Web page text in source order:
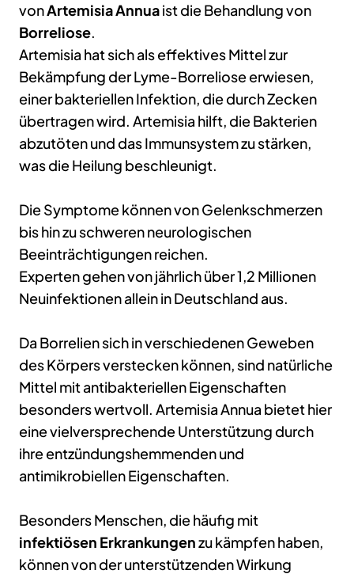
vonArtemisia Annuaist die Behandlung von
Borreliose.
Artemisia hat sich als effektives Mittel zur
Bekämpfung der Lyme-Borreliose erwiesen,
einer bakteriellen Infektion, die durch Zecken
übertragen wird. Artemisia hilft, die Bakterien
abzutöten und das Immunsystem zu stärken,
was die Heilung beschleunigt.
Die Symptome können von Gelenkschmerzen
bis hin zu schweren neurologischen
Beeinträchtigungen reichen.
Experten gehen von jährlich über 1,2 Millionen
Neuinfektionen allein in Deutschland aus.
Da Borrelien sich in verschiedenen Geweben
des Körpers verstecken können, sind natürliche
Mittel mit antibakteriellen Eigenschaften
besonders wertvoll. Artemisia Annua bietet hier
eine vielversprechende Unterstützung durch
ihre entzündungshemmenden und
antimikrobiellen Eigenschaften.
Besonders Menschen, die häufig mit
infektiösen Erkrankungenzu kämpfen haben,
können von der unterstützenden Wirkung